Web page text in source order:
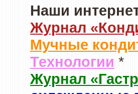
Наши
Журнал
Мучные
Технологии *
Журнал